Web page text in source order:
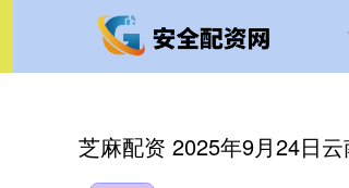
芝麻配资 2025年9月24日